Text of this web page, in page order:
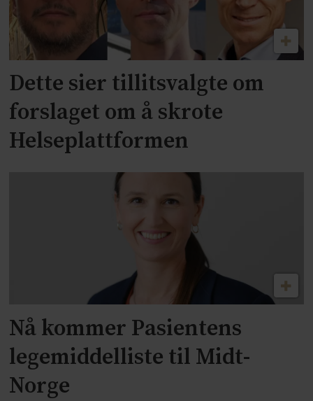
Dette sier tillitsvalgte om
forslaget om å skrote
Helseplattformen
Nå kommer Pasientens
legemiddelliste til Midt-
Norge